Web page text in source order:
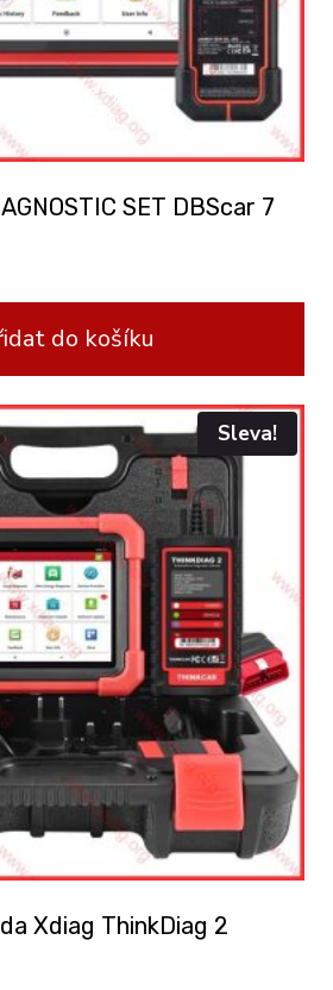
SET DBScar 7
do košíku
Sleva!
Xdiag ThinkDiag 2